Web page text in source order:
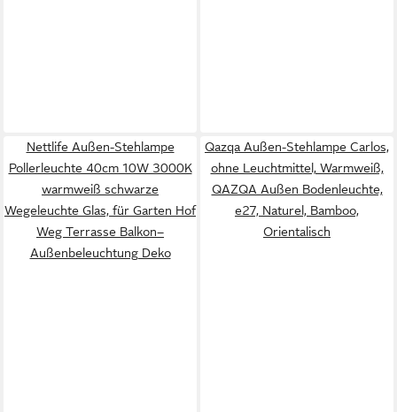
Nettlife Außen-Stehlampe
Pollerleuchte 40cm 10W 3000K
warmweiß schwarze
Wegeleuchte Glas, für Garten Hof
Weg Terrasse Balkon–
Außenbeleuchtung Deko
Qazqa Außen-Stehlampe Carlos,
ohne Leuchtmittel, Warmweiß,
QAZQA Außen Boden­leuchte,
e27, Naturel, Bamboo,
Orientalisch